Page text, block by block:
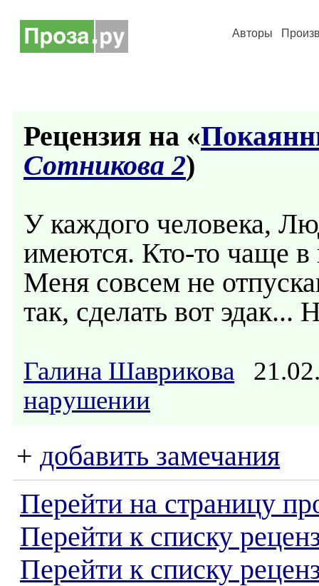
Авторы
Рецензия на «
Сотникова 2)
У каждого человека,
имеются. Кто-то чаще в
Меня совсем не
так, сделать вот
Галина Шаврикова
нарушении
+ добавить замечания
Перейти на страницу
Перейти к списку
Перейти к списку